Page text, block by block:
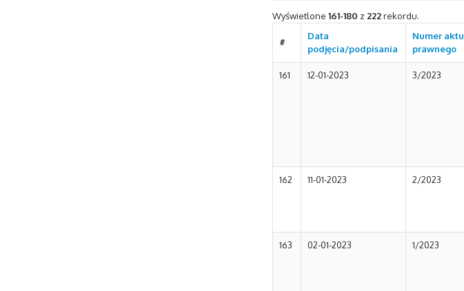
Wyświetlone 161-180 z 222rekordu.
#
Data
podjęcia/podpisania
Numer aktu
prawnego
161 12-01-2023 3/2023
162 11-01-2023 2/2023
163 02-01-2023 1/2023